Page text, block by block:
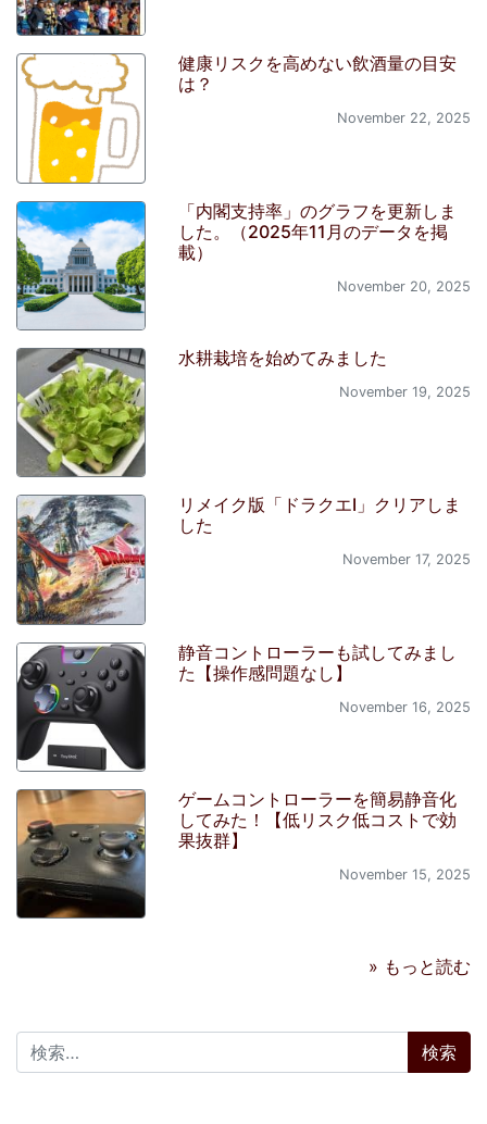
健康リスクを高めない飲酒量の目安
は？
November 22, 2025
「内閣支持率」のグラフを更新しま
した。（2025年11月のデータを掲
載）
November 20, 2025
水耕栽培を始めてみました
November 19, 2025
リメイク版「ドラクエI」クリアしま
した
November 17, 2025
静音コントローラーも試してみまし
た【操作感問題なし】
November 16, 2025
ゲームコントローラーを簡易静音化
してみた！【低リスク低コストで効
果抜群】
November 15, 2025
» もっと読む
検索: